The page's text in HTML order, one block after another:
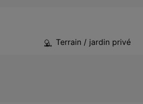
Terrain / jardin privé